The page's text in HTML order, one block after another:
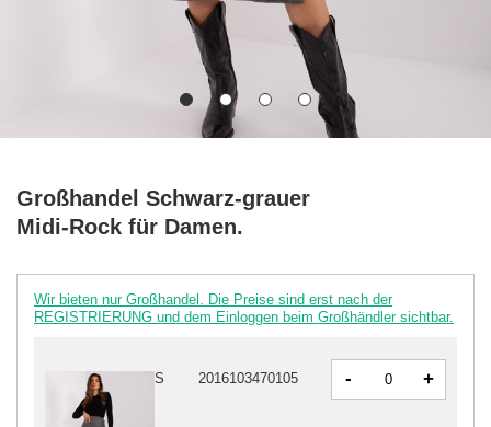
Großhandel Schwarz-grauer
Midi-Rock für Damen.
Wir bieten nur Großhandel. Die Preise sind erst nach der
REGISTRIERUNG und dem Einloggen beim Großhändler sichtbar.
S 2016103470105 - +